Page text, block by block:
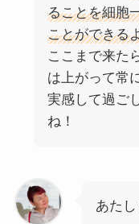
ることを細胞
ことができる
ここまで来た
は上がって常
実感して過ご
ね！
あた